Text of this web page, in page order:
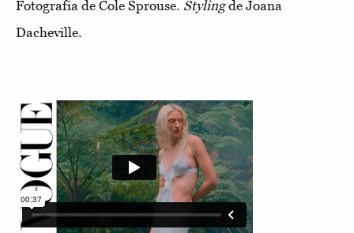
Fotografia de Cole Sprouse. Stylingde Joana
Dacheville.